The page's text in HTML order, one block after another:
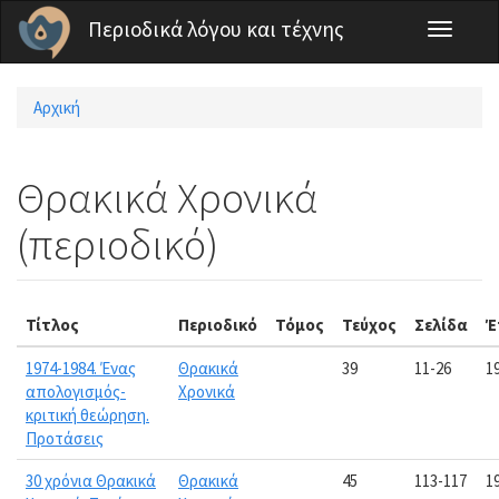
Παράκαμψη προς το κυρίως περιεχόμενο
Περιοδικά λόγου και τέχνης
Toggle
Είστε εδώ
Αρχική
Θρακικά Χρονικά
(περιοδικό)
Τίτλος Περιοδικό Τόμος Τεύχος Σελίδα
1974-1984. Ένας
απολογισμός-
κριτική θεώρηση.
Προτάσεις
Θρακικά
Χρονικά
39 11-26
30 χρόνια Θρακικά
Θρακικά
45 113-117